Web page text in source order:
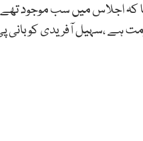
کہ اجلاس میں سب موجود
ہے ،سہیل آفریدی کو